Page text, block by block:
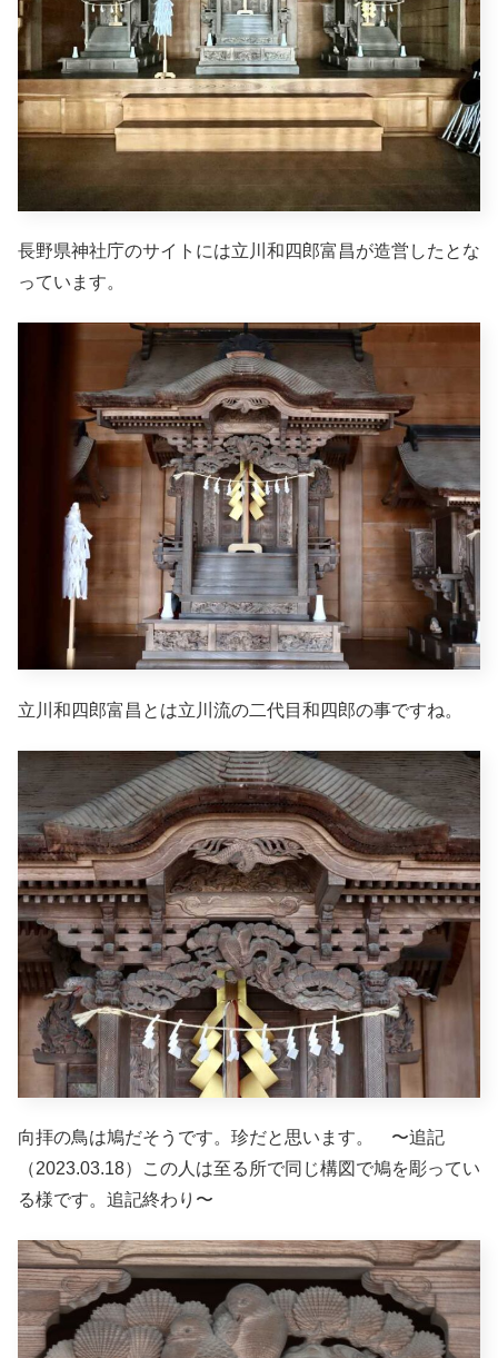
長野県神社庁のサイトには立川和四郎富昌が造営したとな
っています。
立川和四郎富昌とは立川流の二代目和四郎の事ですね。
向拝の鳥は鳩だそうです。珍だと思います。 〜追記
（2023.03.18）この人は至る所で同じ構図で鳩を彫ってい
る様です。追記終わり〜